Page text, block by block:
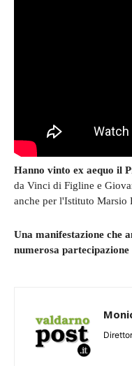
Hanno vinto ex aequo il
da Vinci di Figline e
anche per l'Istituto Marsio
Una manifestazione che
numerosa